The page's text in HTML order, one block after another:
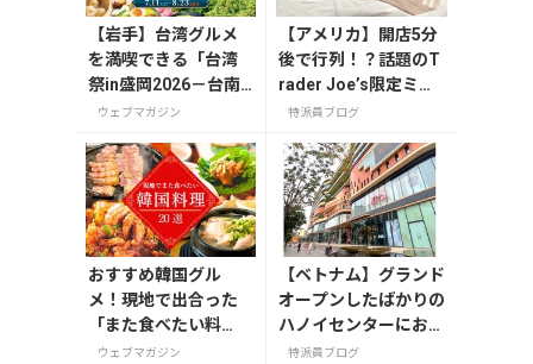
【岩手】台湾グルメ
を満喫できる「台湾
祭in盛岡2026－台南
ランタン祭－」が7月
ウェブマガジン
【アメリカ】開店5分
後で行列！？話題のT
rader Joe’s限定ミニ
トート発売日レポ
特派員ブログ
おすすめ韓国グル
メ！現地で出合った
「また食べたい料
理」20選
ウェブマガジン
【ベトナム】グランド
オープンしたばかりの
ハノイセンターにお土
産を探しに行ってみ
特派員ブログ